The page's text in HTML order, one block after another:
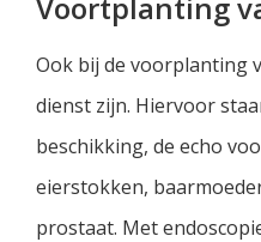
Ook bij de voorplanting
dienst zijn. Hiervoor
beschikking, de echo
eierstokken,
prostaat. Met